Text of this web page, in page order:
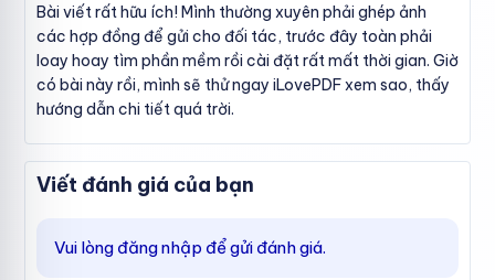
Bài viết rất hữu ích! Mình thường xuyên phải ghép ảnh
các hợp đồng để gửi cho đối tác, trước đây toàn phải
loay hoay tìm phần mềm rồi cài đặt rất mất thời gian. Giờ
có bài này rồi, mình sẽ thử ngay iLovePDF xem sao, thấy
hướng dẫn chi tiết quá trời.
Viết đánh giá của bạn
Vui lòng đăng nhập để gửi đánh giá.